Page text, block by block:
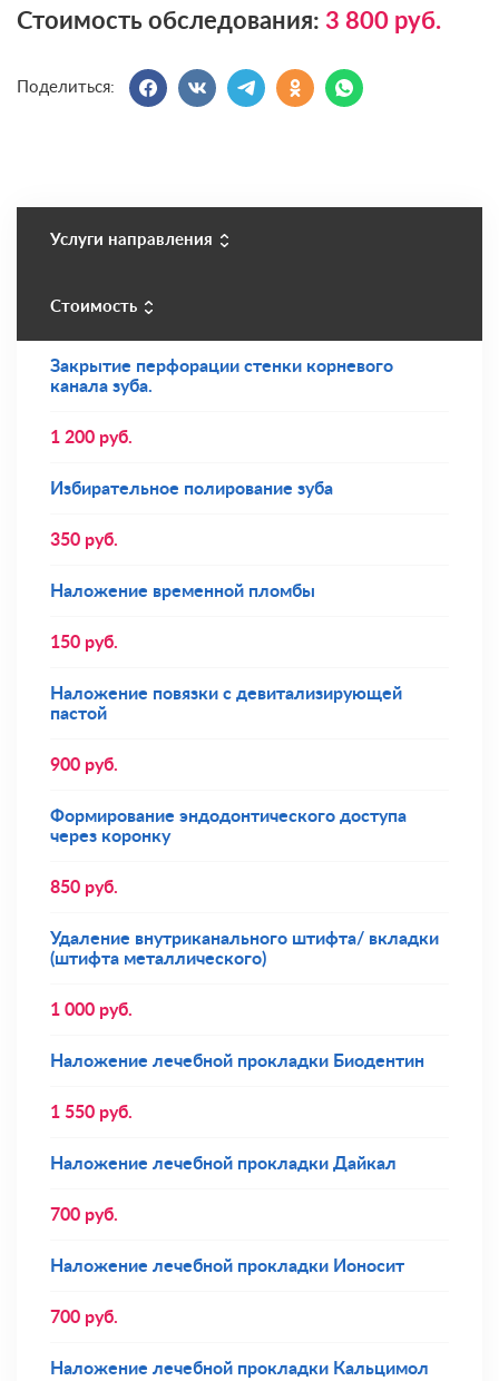
Стоимость обследования: 3 800 руб.
Поделиться:
Услуги направления
Стоимость
Закрытие перфорации стенки корневого
канала зуба.
1 200 руб.
Избирательное полирование зуба
350 руб.
Наложение временной пломбы
150 руб.
Наложение повязки с девитализирующей
пастой
900 руб.
Формирование эндодонтического доступа
через коронку
850 руб.
Удаление внутриканального штифта/ вкладки
(штифта металлического)
1 000 руб.
Наложение лечебной прокладки Биодентин
1 550 руб.
Наложение лечебной прокладки Дайкал
700 руб.
Наложение лечебной прокладки Ионосит
700 руб.
Наложение лечебной прокладки Кальцимол